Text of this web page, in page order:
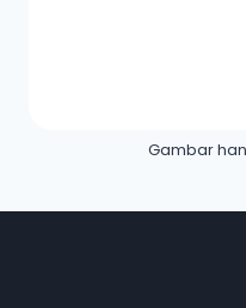
Gambar